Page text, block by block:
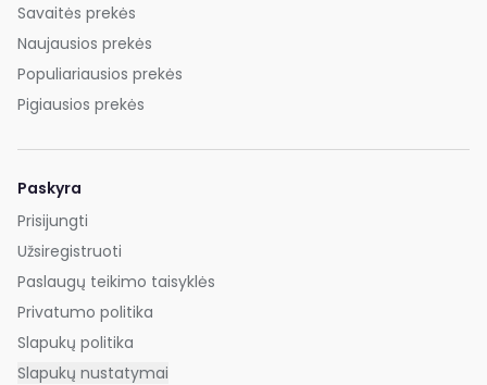
Savaitės prekės
Naujausios prekės
Populiariausios prekės
Pigiausios prekės
Paskyra
Prisijungti
Užsiregistruoti
Paslaugų teikimo taisyklės
Privatumo politika
Slapukų politika
Slapukų nustatymai